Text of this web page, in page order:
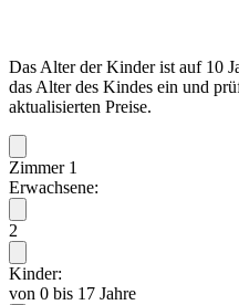
Das Alter der Kinder ist auf 10
das Alter des Kindes ein und
aktualisierten Preise.
Zimmer 1
Erwachsene:
2
Kinder:
von 0 bis 17 Jahre